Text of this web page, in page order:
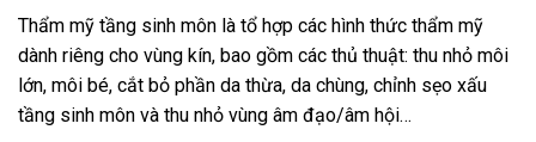
Thẩm mỹ tầng sinh môn là tổ hợp các hình thức thẩm mỹ
dành riêng cho vùng kín, bao gồm các thủ thuật: thu nhỏ môi
lớn, môi bé, cắt bỏ phần da thừa, da chùng, chỉnh sẹo xấu
tầng sinh môn và thu nhỏ vùng âm đạo/âm hội…